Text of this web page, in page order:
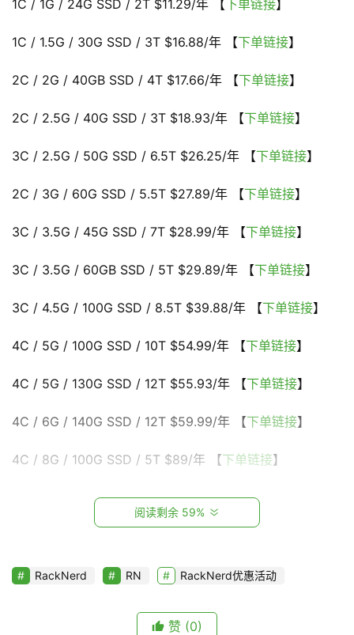
页
P
优
V
S
评
S
教
1C / 1G / 24G SSD / 2T $11.29/年 【下单链接】
1C / 1.5G / 30G SSD / 3T $16.88/年 【下单链接】
2C / 2G / 40GB SSD / 4T $17.66/年 【下单链接】
2C / 2.5G / 40G SSD / 3T $18.93/年 【下单链接】
3C / 2.5G / 50G SSD / 6.5T $26.25/年 【下单链接】
2C / 3G / 60G SSD / 5.5T $27.89/年 【下单链接】
3C / 3.5G / 45G SSD / 7T $28.99/年 【下单链接】
3C / 3.5G / 60GB SSD / 5T $29.89/年 【下单链接】
3C / 4.5G / 100G SSD / 8.5T $39.88/年 【下单链接】
4C / 5G / 100G SSD / 10T $54.99/年 【下单链接】
4C / 5G / 130G SSD / 12T $55.93/年 【下单链接】
4C / 6G / 140G SSD / 12T $59.99/年 【下单链接】
4C / 8G / 100G SSD / 5T $89/年 【下单链接】
4C / 6G / 140G SSD / 6T $95/年 【下单链接
AMD 核心 CPU 平台（Linux VPS）
1A / 1G / 24G NVMe / 2.5T $18.18/年 【
阅读剩余 59%
RackNerd RN RackNerd优惠活动
赞 (0)